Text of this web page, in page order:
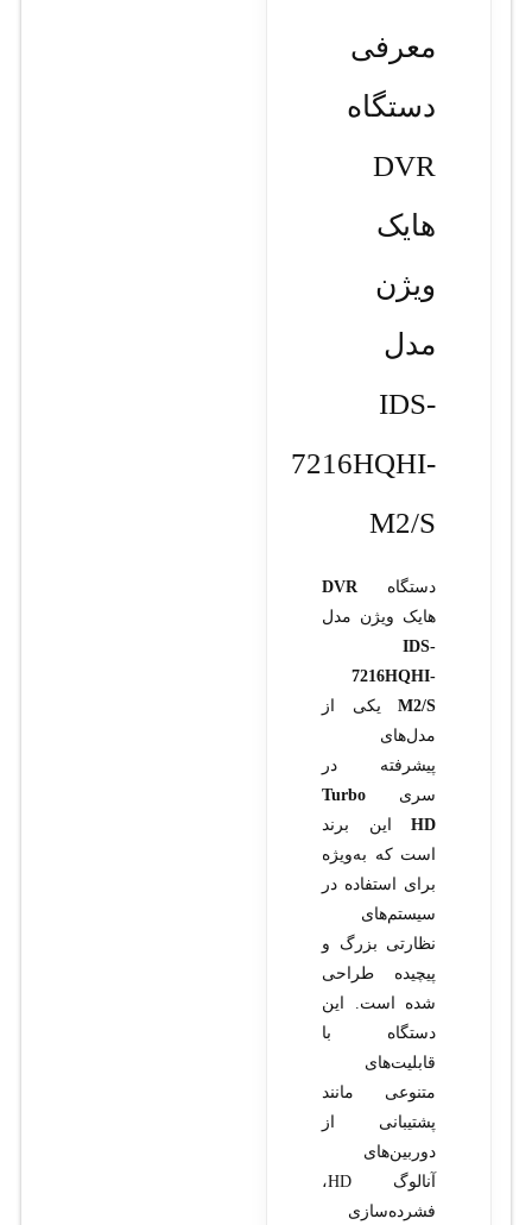
معرفی
دستگاه
DVR
هایک
ویژن
مدل
IDS-
7216HQHI-
M2/S
دستگاه DVR
هایک ویژن مدل
IDS-
7216HQHI-
M2/Sیکی از
مدل‌های
پیشرفته در
سری Turbo
HDاین برند
است که به‌ویژه
برای استفاده در
سیستم‌های
نظارتی بزرگ و
پیچیده طراحی
شده است. این
دستگاه با
قابلیت‌های
متنوعی مانند
پشتیبانی از
دوربین‌های
آنالوگ HD،
فشرده‌سازی